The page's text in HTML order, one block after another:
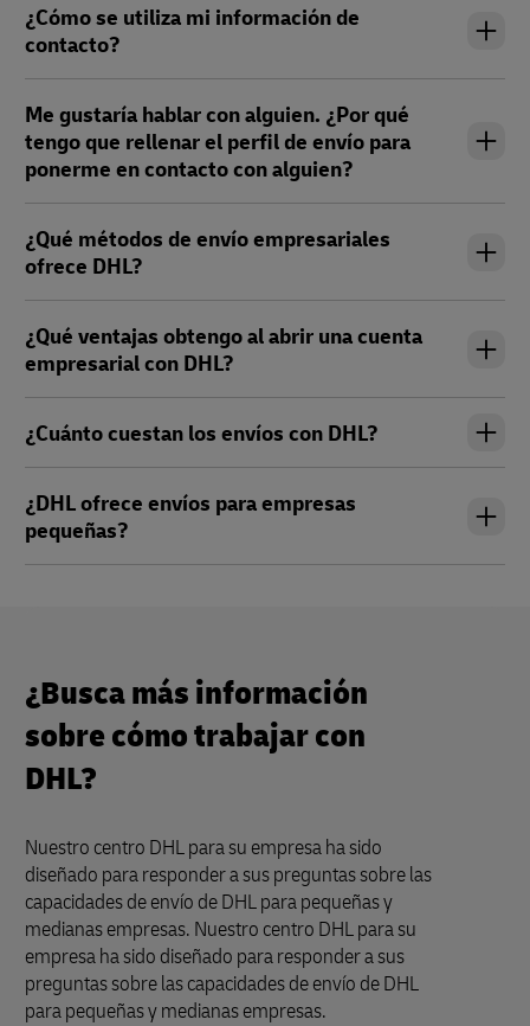
¿Cómo se utiliza mi información de
contacto?
Me gustaría hablar con alguien. ¿Por qué
tengo que rellenar el perfil de envío para
ponerme en contacto con alguien?
¿Qué métodos de envío empresariales
ofrece DHL?
¿Qué ventajas obtengo al abrir una cuenta
empresarial con DHL?
¿Cuánto cuestan los envíos con DHL?
¿DHL ofrece envíos para empresas
pequeñas?
¿Busca más información
sobre cómo trabajar con
DHL?
Nuestro centro DHL para su empresa ha sido
diseñado para responder a sus preguntas sobre las
capacidades de envío de DHL para pequeñas y
medianas empresas. Nuestro centro DHL para su
empresa ha sido diseñado para responder a sus
preguntas sobre las capacidades de envío de DHL
para pequeñas y medianas empresas.